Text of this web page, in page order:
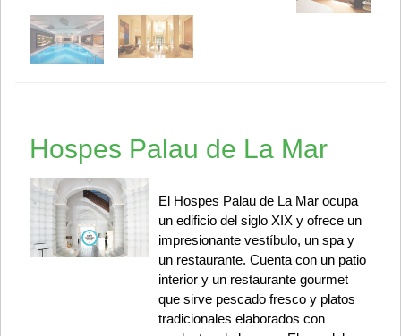
Hospes Palau de La Mar
El Hospes Palau de La Mar ocupa
un edificio del siglo XIX y ofrece un
impresionante vestíbulo, un spa y
un restaurante. Cuenta con un patio
interior y un restaurante gourmet
que sirve pescado fresco y platos
tradicionales elaborados con